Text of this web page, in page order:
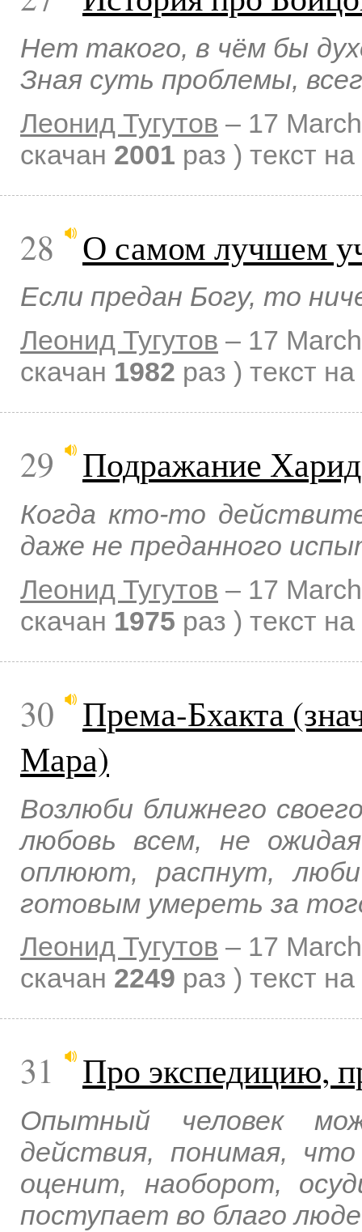
Нет такого, в чём бы
Зная суть проблемы,
Леонид Тугутов – 17
скачан 2001 раз ) текст
28 О самом лучшем
Если предан Богу, то
Леонид Тугутов – 17
скачан 1982 раз ) текст
29 Подражание
Когда кто-то
даже не преданного
Леонид Тугутов – 17
скачан 1975 раз ) текст
30
Према-Бхакта
Мара)
Возлюби ближнего
любовь всем, не
оплюют, распнут,
готовым умереть за
Леонид Тугутов – 17
скачан 2249 раз ) текст
31 Про экспедицию,
Опытный человек
действия, понимая,
оценит, наоборот,
поступает во благо